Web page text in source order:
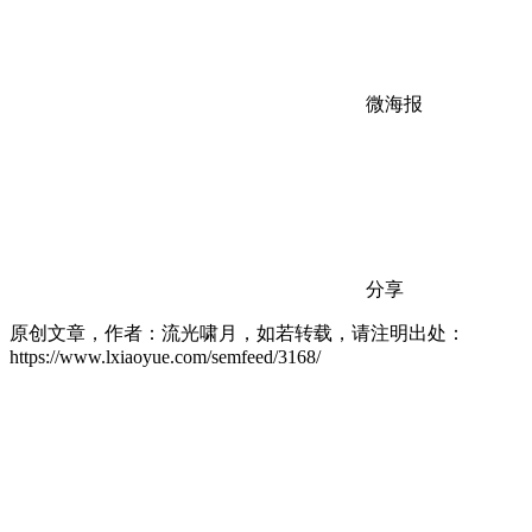
微海报
分享
原创文章，作者：流光啸月，如若转载，请注明出处：
https://www.lxiaoyue.com/semfeed/3168/